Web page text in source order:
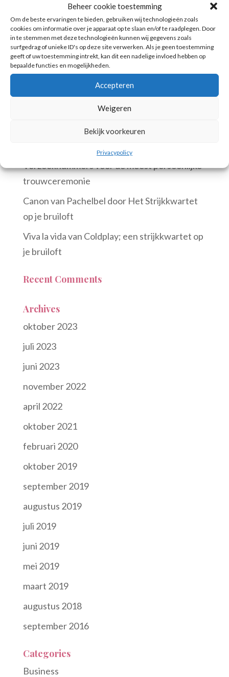
Beheer cookie toestemming
Om de beste ervaringen te bieden, gebruiken wij technologieën zoals
cookies om informatie over je apparaat op te slaan en/of te raadplegen. Door
in te stemmen met deze technologieën kunnen wij gegevens zoals
surfgedrag of unieke ID's op deze site verwerken. Als je geen toestemming
geeft of uw toestemming intrekt, kan dit een nadelige invloed hebben op
bepaalde functies en mogelijkheden.
Accepteren
Weigeren
Bekijk voorkeuren
Privacypolicy
Lees meer
Search
Boeking in het Concertgebouw
Bridgerton op je bruiloft door Het
Verzoeknummers voor de meest persoonlijke
trouwceremonie
Canon van Pachelbel door Het Strijkkwartet
op je bruiloft
Viva la vida van Coldplay; een strijkkwartet op
je bruiloft
Recent Comments
Archives
oktober 2023
juli 2023
juni 2023
november 2022
april 2022
oktober 2021
februari 2020
oktober 2019
september 2019
augustus 2019
juli 2019
juni 2019
mei 2019
maart 2019
augustus 2018
september 2016
Categories
Business